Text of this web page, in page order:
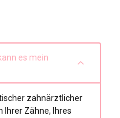
es mein
zahnärztlicher
Ihrer Zähne, Ihres